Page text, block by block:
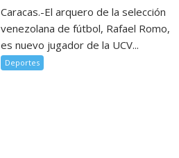
Caracas.-El arquero de la selección
venezolana de fútbol, Rafael Romo,
es nuevo jugador de la UCV...
Deportes